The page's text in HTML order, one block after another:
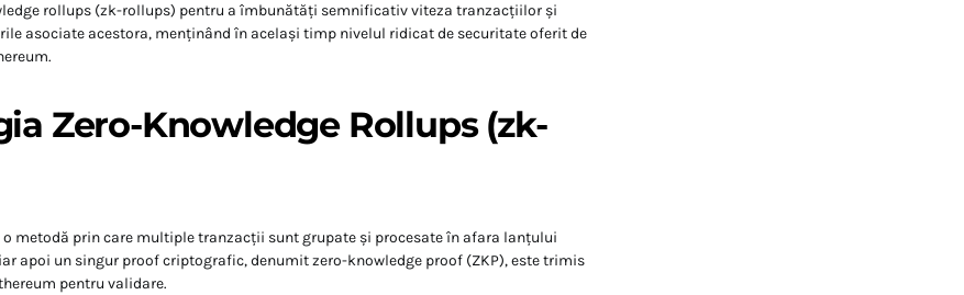
rollups (zk-rollups) pentru a îmbunătăți semnificativ viteza tranzacțiilor și
asociate acestora, menținând în același timp nivelul ridicat de securitate oferit de
Zero-Knowledge Rollups (zk-
metodă prin care multiple tranzacții sunt grupate și procesate în afara lanțului
apoi un singur proof criptografic, denumit zero-knowledge proof (ZKP), este trimis
pentru validare.